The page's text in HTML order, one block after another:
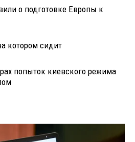
о подготовке Европы к
котором сидит
попыток киевского режима